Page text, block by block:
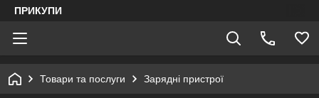
ПРИКУПИ
Товари та послуги Зарядні пристрої